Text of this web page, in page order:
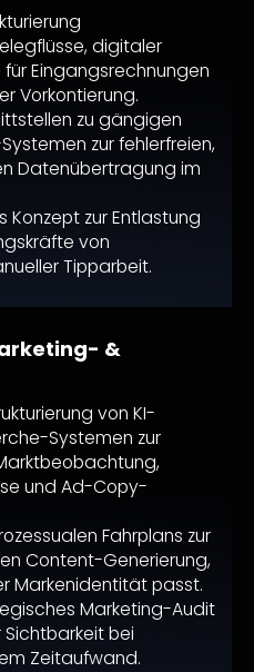
digitaler
Eingangsrechnungen
Vorkontierung.
zu gängigen
zur fehlerfreien,
Datenübertragung im
Konzept zur Entlastung
von
Tipparbeit.
&
von KI-
Systemen zur
und Ad-Copy-
Fahrplans zur
Content-Generierung,
Markenidentität passt.
Marketing-Audit
bei
Zeitaufwand.